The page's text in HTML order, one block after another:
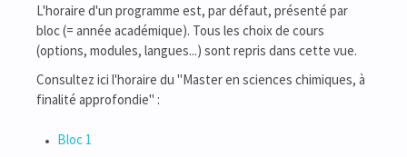
L'horaire d'un programme est, par défaut, présenté par
bloc (= année académique). Tous les choix de cours
(options, modules, langues...) sont repris dans cette vue.
Consultez ici l'horaire du "Master en sciences chimiques, à
finalité approfondie" :
Bloc 1